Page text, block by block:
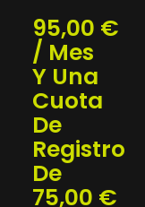
95,00 €
/ Mes
Y Una
Cuota
De
Registro
De
75,00 €